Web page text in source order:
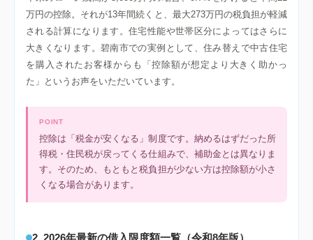
万円の控除。それが13年間続くと、最大273万円の税負担が軽減
される計算になります。住宅性能や世帯区分によってはさらに
大きくなります。碧南市での実例として、住み替えで中古住宅
を購入されたお客様からも「控除額が想定より大きく助かっ
た」というお声をいただいています。
POINT
控除は「税金が安くなる」制度です。納めるはずだった所
得税・住民税が戻ってくる仕組みで、補助金とは異なりま
す。そのため、もともと税負担が少ない方は控除額が小さ
くなる場合があります。
2. 2026年最新の借入限度額一覧（令和8年版）